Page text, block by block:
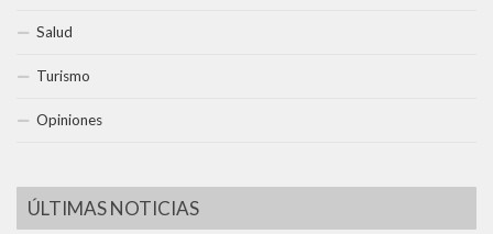
Salud
Turismo
Opiniones
ÚLTIMAS NOTICIAS